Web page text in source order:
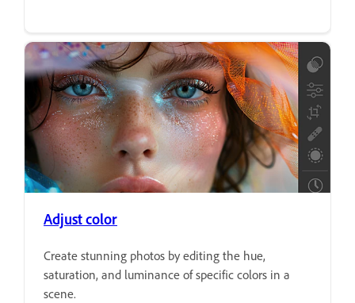
Adjust color
Create stunning photos by editing the hue,
saturation, and luminance of specific colors in a
scene.